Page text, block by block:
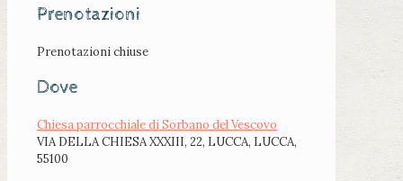
Prenotazioni
Prenotazioni chiuse
Dove
Chiesa parrocchiale di Sorbano del Vescovo
VIA DELLA CHIESA XXXIII, 22, LUCCA, LUCCA,
55100